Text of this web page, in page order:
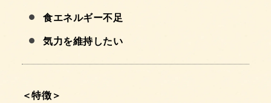
食エネルギー不足
気力を維持したい
＜特徴＞